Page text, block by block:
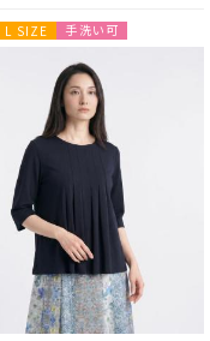
L SIZE 手洗い可